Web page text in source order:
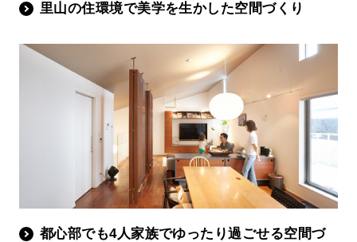
里山の住環境で美学を生かした空間づくり
都心部でも4人家族でゆったり過ごせる空間づ